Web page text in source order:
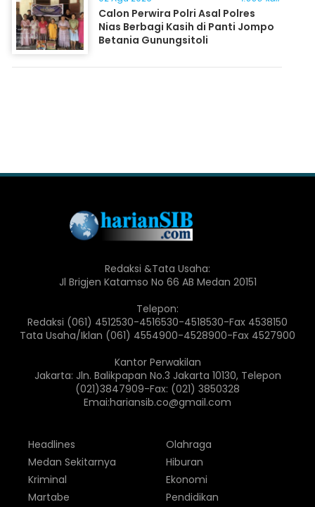
Calon Perwira Polri Asal Polres
Nias Berbagi Kasih di Panti Jompo
Betania Gunungsitoli
Redaksi &Tata Usaha:
Jl Brigjen Katamso No 66 AB Medan 20151
Telepon:
Redaksi (061) 4512530-4516530-4518530-Fax 4538150
Tata Usaha/Iklan (061) 4554900-4528900-Fax 4527900
Kantor Perwakilan
Jakarta: Jln. Balikpapan No.3 Jakarta 10130, Telepon
(021)3847909-Fax: (021) 3850328
Emai:hariansib.co@gmail.com
Headlines
Medan Sekitarnya
Kriminal
Martabe
Olahraga
Hiburan
Ekonomi
Pendidikan